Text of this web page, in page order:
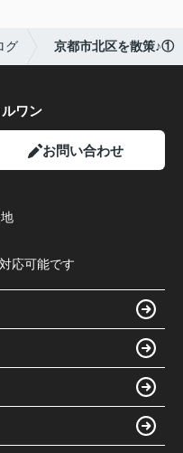
グ 京都市北区を散策♪①
ワン
お問い合わせ
応可能です